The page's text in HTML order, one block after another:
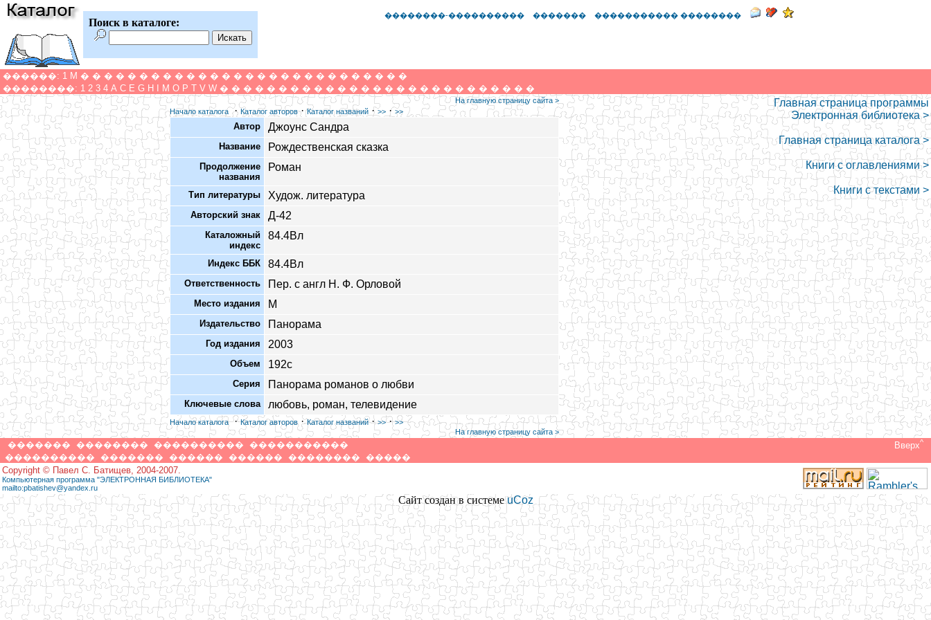
Поиск в каталоге:
��������-���������� ������� ����������� ��������
������: 1 M � � � � � � � � � � � � � � � � � � � � � � � � � � � �
��������: 1 2 3 4 A C E G H M O P T V W � � � � � � � � � � � � � � � � � � � � � � � � � � �
На главную страницу сайта >
Начало каталога·Каталог авторов·Каталог названий ·>> ·>>
Автор Джоунс Сандра
Название Рождественская сказка
Продолжение
названия
Роман
Тип литературы Худож. литература
Авторский знак Д-42
Каталожный
индекс
84.4Вл
Индекс ББК 84.4Вл
Ответственность Пер. с англ Н. Ф. Орловой
Место издания М
Издательство Панорама
Год издания 2003
Объем 192с
Серия Панорама романов о любви
Ключевые слова любовь, роман, телевидение
Начало каталога·Каталог авторов·Каталог названий·>>·>>
На главную страницу сайта >
Главная страница программы
Электронная библиотека >
Главная страница каталога >
Книги с оглавлениями >
Книги с текстами >
������� �������� ���������� �����������
���������� ������� ������ ������ �������� �����
Вверх^
Copyright © Павел С. Батищев, 2004-2007.
Компьютерная программа "ЭЛЕКТРОННАЯ БИБЛИОТЕКА"
mailto:pbatishev@yandex.ru
Сайт создан в системеuCoz